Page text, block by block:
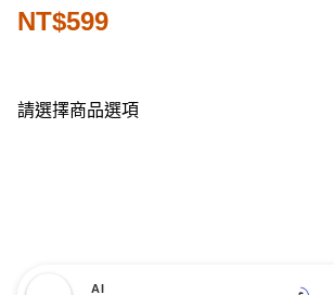
NT$599
請選擇商品選項
AI